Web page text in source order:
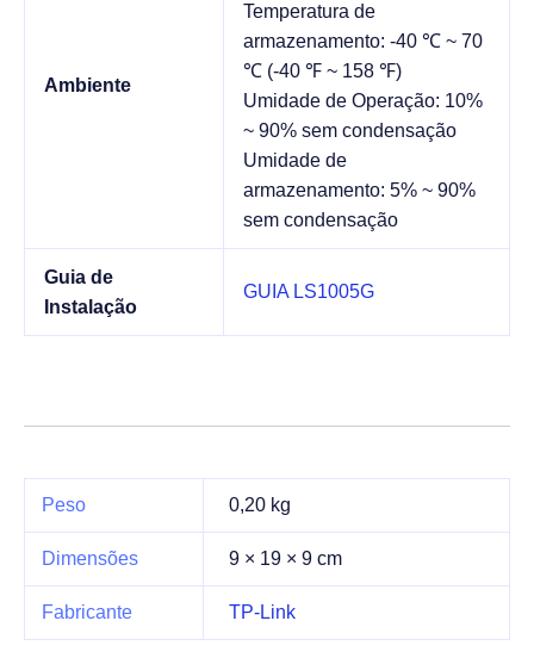
Ambiente
Temperatura de
armazenamento: -40 ℃ ~ 70
℃ (-40 ℉ ~ 158 ℉)
Umidade de Operação: 10%
~ 90% sem condensação
Umidade de
armazenamento: 5% ~ 90%
sem condensação
Guia de
Instalação
GUIA LS1005G
Peso 0,20 kg
Dimensões 9 × 19 × 9 cm
Fabricante TP-Link